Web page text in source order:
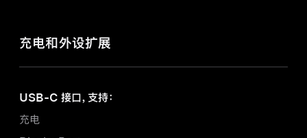
充电和外设扩展
USB-C 接口，支持：
充电